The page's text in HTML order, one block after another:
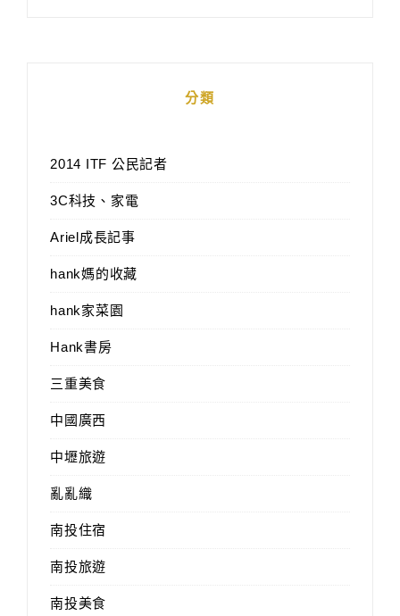
分類
2014 ITF 公民記者
3C科技、家電
Ariel成長記事
hank媽的收藏
hank家菜園
Hank書房
三重美食
中國廣西
中壢旅遊
亂亂織
南投住宿
南投旅遊
南投美食